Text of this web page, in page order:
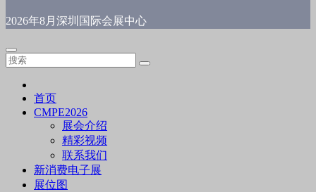
2026年8月深圳国际会展中心
首页
CMPE2026
展会介绍
精彩视频
联系我们
新消费电子展
展位图